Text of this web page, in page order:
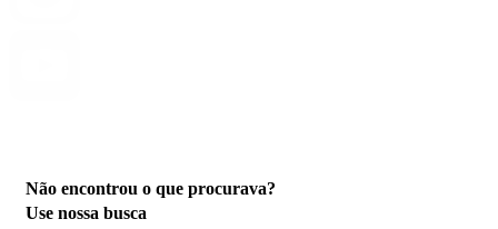
Não encontrou o que procurava?
Use nossa busca